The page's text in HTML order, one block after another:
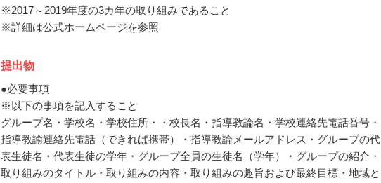
※2017～2019年度の3カ年の取り組みであること
※詳細は公式ホームページを参照
提出物
●必要事項
※以下の事項を記入すること
グループ名・学校名・学校住所・・校長名・指導教論名・学校連絡先電話番号・
指導教諭連絡先電話（できれば携帯）・指導教論メールアドレス・グループの代
表生徒名・代表生徒の学年・グループ全員の生徒名（学年）・グループの紹介・
取り組みのタイトル・取り組みの内容・取り組みの趣旨および最終目標・地域と